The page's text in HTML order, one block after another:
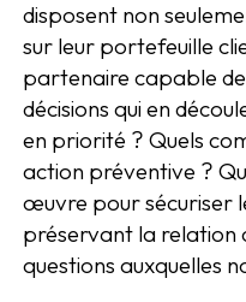
disposent non
sur leur portefeuille
partenaire capable
décisions qui en
en priorité ? Quels
action préventive ?
œuvre pour sécuriser
préservant la relation
questions auxquelles